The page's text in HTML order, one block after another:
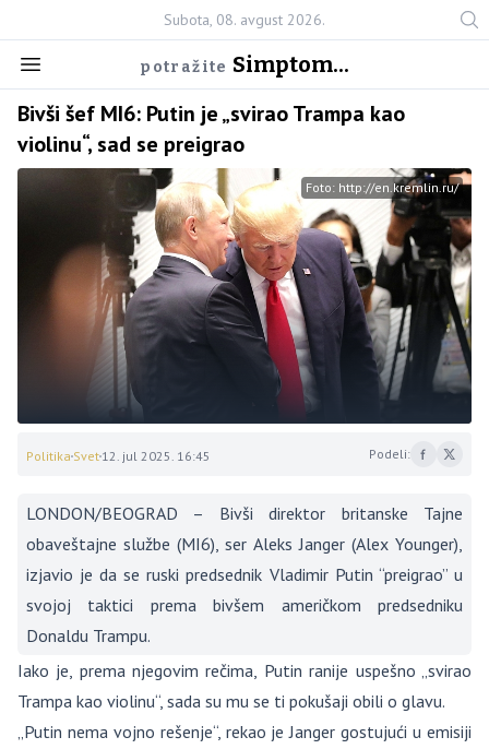
Subota, 08. avgust 2026.
potražite Simptom...
Bivši šef MI6: Putin je „svirao Trampa kao
violinu“, sad se preigrao
Foto: http://en.kremlin.ru/
Politika Svet 12. jul 2025. 16:45 Podeli:
LONDON/BEOGRAD – Bivši direktor britanske Tajne
obaveštajne službe (MI6), ser Aleks Janger (Alex Younger),
izjavio je da se ruski predsednik Vladimir Putin “preigrao” u
svojoj taktici prema bivšem američkom predsedniku
Donaldu Trampu.
Iako je, prema njegovim rečima, Putin ranije uspešno „svirao
Trampa kao violinu“, sada su mu se ti pokušaji obili o glavu.
„Putin nema vojno rešenje“, rekao je Janger gostujući u emisiji